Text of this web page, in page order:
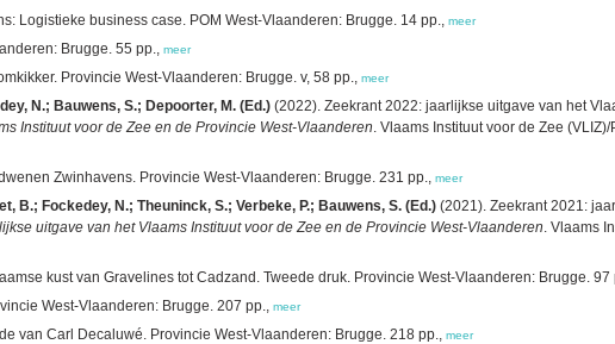
Logistieke business case. POM West-Vlaanderen: Brugge. 14 pp., meer
Brugge. 55 pp., meer
Provincie West-Vlaanderen: Brugge. v, 58 pp., meer
N.; Bauwens, S.; Depoorter, M. (Ed.) (2022). Zeekrant 2022: jaarlijkse uitgave van het
Instituut voor de Zee en de Provincie West-Vlaanderen. Vlaams Instituut voor de Zee
Zwinhavens. Provincie West-Vlaanderen: Brugge. 231 pp., meer
B.; Fockedey, N.; Theuninck, S.; Verbeke, P.; Bauwens, S. (Ed.) (2021). Zeekrant 2021:
uitgave van het Vlaams Instituut voor de Zee en de Provincie West-Vlaanderen. Vlaams
kust van Gravelines tot Cadzand. Tweede druk. Provincie West-Vlaanderen: Brugge. 97
West-Vlaanderen: Brugge. 207 pp., meer
van Carl Decaluwé. Provincie West-Vlaanderen: Brugge. 218 pp., meer